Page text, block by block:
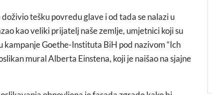
tešku povredu glave i od tada se nalazi u
kao veliki prijatelj naše zemlje, umjetnici koji su
Goethe-Instituta BiH pod nazivom “Ich
mural Alberta Einstena, koji je naišao na sjajne